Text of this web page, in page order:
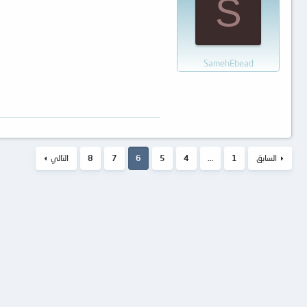
S
SamehEbead
السابق 1
…
4
5
6
7
8 التالي